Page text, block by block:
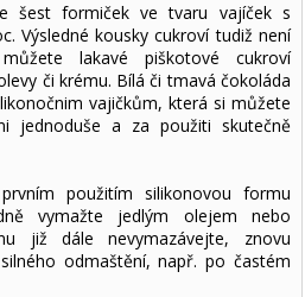
šest formiček ve tvaru vajíček s
Výsledné kousky cukroví tudiž není
lakavé piškotové cukroví
či krému. Bílá či tmavá čokoláda
vajičkům, která si můžete
jednoduše a za použiti skutečně
použitím silikonovou formu
vymažte jedlým olejem nebo
již dále nevymazávejte, znovu
odmaštění, např. po častém